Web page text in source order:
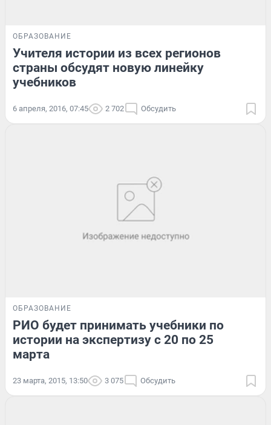
ОБРАЗОВАНИЕ
Учителя истории из всех регионов
страны обсудят новую линейку
учебников
6 апреля, 2016, 07:45 2 702 Обсудить
ОБРАЗОВАНИЕ
РИО будет принимать учебники по
истории на экспертизу с 20 по 25
марта
23 марта, 2015, 13:50 3 075 Обсудить